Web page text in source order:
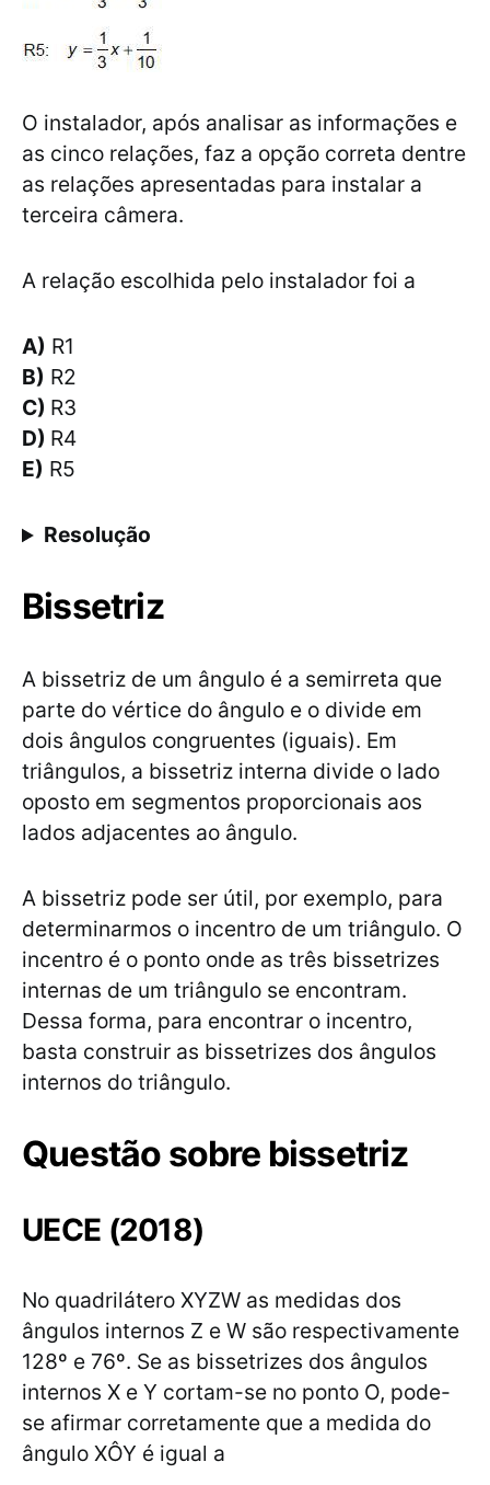
O instalador, após analisar as informações e
as cinco relações, faz a opção correta dentre
as relações apresentadas para instalar a
terceira câmera.
A relação escolhida pelo instalador foi a
A) R1
B) R2
C) R3
D) R4
E) R5
Resolução
Bissetriz
A bissetriz de um ângulo é a semirreta que
parte do vértice do ângulo e o divide em
dois ângulos congruentes (iguais). Em
triângulos, a bissetriz interna divide o lado
oposto em segmentos proporcionais aos
lados adjacentes ao ângulo.
A bissetriz pode ser útil, por exemplo, para
determinarmos o incentro de um triângulo. O
incentro é o ponto onde as três bissetrizes
internas de um triângulo se encontram.
Dessa forma, para encontrar o incentro,
basta construir as bissetrizes dos ângulos
internos do triângulo.
Questão sobre bissetriz
UECE (2018)
No quadrilátero XYZW as medidas dos
ângulos internos Z e W são respectivamente
128º e 76º. Se as bissetrizes dos ângulos
internos X e Y cortam-se no ponto O, pode-
se afirmar corretamente que a medida do
ângulo XÔY é igual a